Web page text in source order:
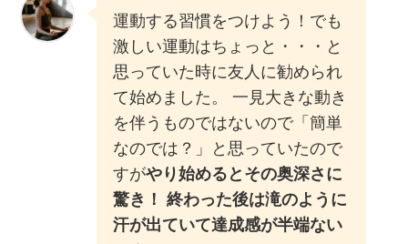
運動する習慣をつけよう！でも
激しい運動はちょっと・・・と
思っていた時に友人に勧められ
て始めました。 一見大きな動き
を伴うものではないので「簡単
なのでは？」と思っていたので
すがやり始めるとその奥深さに
驚き！ 終わった後は滝のように
汗が出ていて達成感が半端ない